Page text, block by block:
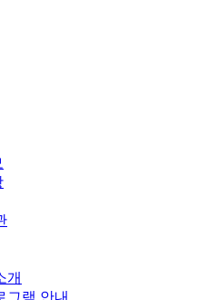
개
그램 안내